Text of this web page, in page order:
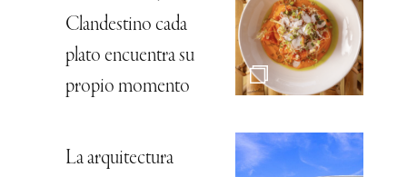
Clandestino cada
plato encuentra su
propio momento
La arquitectura